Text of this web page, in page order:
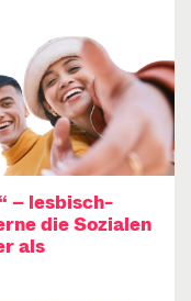
– lesbisch-
die Sozialen
als